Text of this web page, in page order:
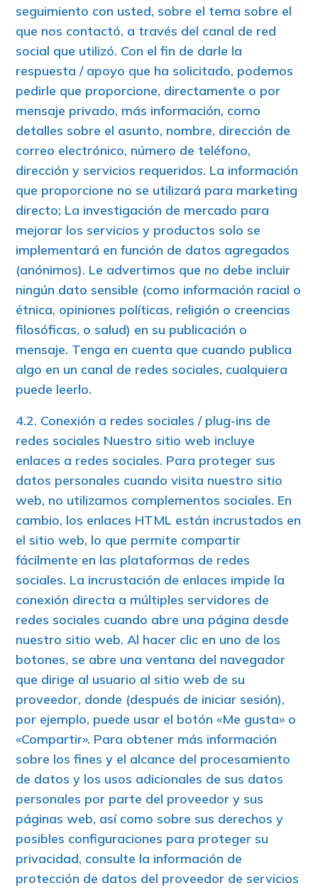
seguimiento con usted, sobre el tema sobre el
que nos contactó, a través del canal de red
social que utilizó. Con el fin de darle la
respuesta / apoyo que ha solicitado, podemos
pedirle que proporcione, directamente o por
mensaje privado, más información, como
detalles sobre el asunto, nombre, dirección de
correo electrónico, número de teléfono,
dirección y servicios requeridos. La información
que proporcione no se utilizará para marketing
directo; La investigación de mercado para
mejorar los servicios y productos solo se
implementará en función de datos agregados
(anónimos). Le advertimos que no debe incluir
ningún dato sensible (como información racial o
étnica, opiniones políticas, religión o creencias
filosóficas, o salud) en su publicación o
mensaje. Tenga en cuenta que cuando publica
algo en un canal de redes sociales, cualquiera
puede leerlo.
4.2. Conexión a redes sociales / plug-ins de
redes sociales Nuestro sitio web incluye
enlaces a redes sociales. Para proteger sus
datos personales cuando visita nuestro sitio
web, no utilizamos complementos sociales. En
cambio, los enlaces HTML están incrustados en
el sitio web, lo que permite compartir
fácilmente en las plataformas de redes
sociales. La incrustación de enlaces impide la
conexión directa a múltiples servidores de
redes sociales cuando abre una página desde
nuestro sitio web. Al hacer clic en uno de los
botones, se abre una ventana del navegador
que dirige al usuario al sitio web de su
proveedor, donde (después de iniciar sesión),
por ejemplo, puede usar el botón «Me gusta» o
«Compartir». Para obtener más información
sobre los fines y el alcance del procesamiento
de datos y los usos adicionales de sus datos
personales por parte del proveedor y sus
páginas web, así como sobre sus derechos y
posibles configuraciones para proteger su
privacidad, consulte la información de
protección de datos del proveedor de servicios